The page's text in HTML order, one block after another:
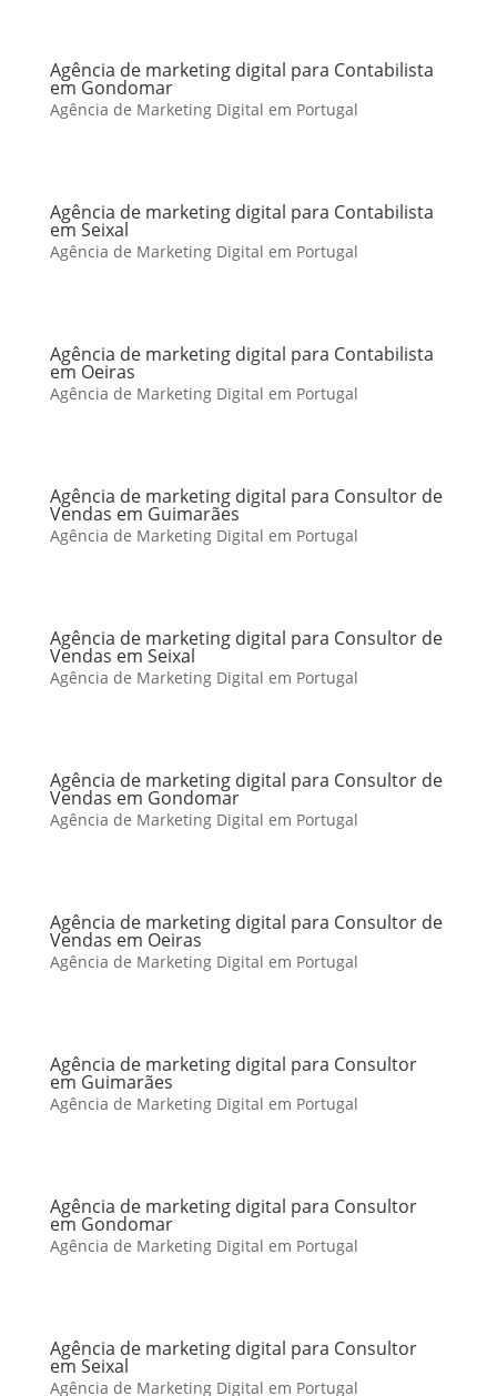
Agência de marketing digital para Contabilista
em Gondomar
Agência de Marketing Digital em Portugal
Agência de marketing digital para Contabilista
em Seixal
Agência de Marketing Digital em Portugal
Agência de marketing digital para Contabilista
em Oeiras
Agência de Marketing Digital em Portugal
Agência de marketing digital para Consultor de
Vendas em Guimarães
Agência de Marketing Digital em Portugal
Agência de marketing digital para Consultor de
Vendas em Seixal
Agência de Marketing Digital em Portugal
Agência de marketing digital para Consultor de
Vendas em Gondomar
Agência de Marketing Digital em Portugal
Agência de marketing digital para Consultor de
Vendas em Oeiras
Agência de Marketing Digital em Portugal
Agência de marketing digital para Consultor
em Guimarães
Agência de Marketing Digital em Portugal
Agência de marketing digital para Consultor
em Gondomar
Agência de Marketing Digital em Portugal
Agência de marketing digital para Consultor
em Seixal
Agência de Marketing Digital em Portugal